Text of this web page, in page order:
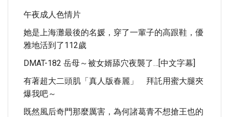
午夜成人色情片
她是上海灘最後的名媛，穿了一輩子的高跟鞋，優
雅地活到了112歲
DMAT-182 岳母～被女婿舔穴夜襲了…[中文字幕]
有著超大二頭肌「真人版春麗」 拜託用蜜大腿夾
爆我吧～
既然風后奇門那麼厲害，為何諸葛青不想搶王也的